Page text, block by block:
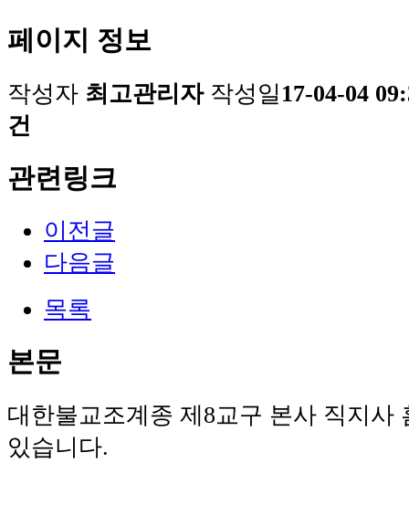
페이지 정보
작성자 최고관리자 작성일 17-04-04
건
관련링크
이전글
다음글
목록
본문
대한불교조계종 제8교구 본사 직지사
있습니다.